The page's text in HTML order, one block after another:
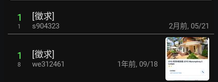
1
1
[徵求]
s904323 2月前, 05/21
1
8
[徵求]
we312461 1年前, 09/18